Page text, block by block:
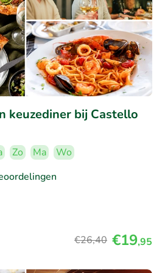
keuzediner bij Castello
Zo Ma
Wo
€26,40 €19,95